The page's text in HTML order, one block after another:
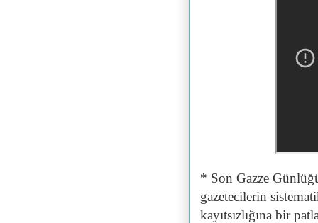
* Son Gazze
gazetecilerin
kayıtsızlığına bir